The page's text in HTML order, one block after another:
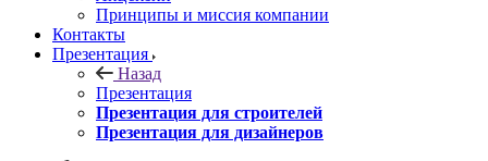
Принципы и миссия компании
Контакты
Презентация
Назад
Презентация
Презентация для строителей
Презентация для дизайнеров